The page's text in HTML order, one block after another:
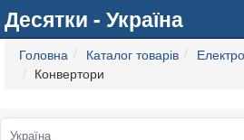
Десятки - Україна
Головна Каталог товарів
Конвертори
Україна